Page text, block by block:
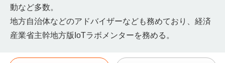
動など多数。
地方自治体などのアドバイザーなども務めており、経済
産業省主幹地方版IoTラボメンターを務める。